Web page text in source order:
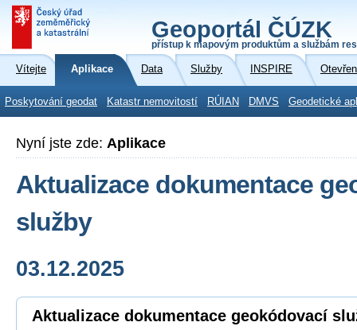
Geoportál ČÚZK
přístup k mapovým produktům a službám
Vítejte Aplikace Data Služby INSPIRE
Poskytování geodat Katastr nemovitostí RÚIAN DMVS Geodetické
Nyní jste zde: Aplikace
Aktualizace dokumentace
služby
03.12.2025
Aktualizace dokumentace geokódovací